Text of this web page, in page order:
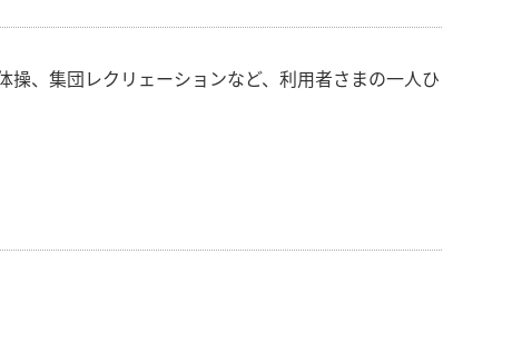
、集団レクリェーションなど、利用者さまの一人ひ